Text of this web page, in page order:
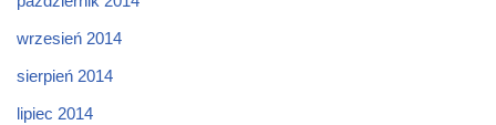
wrzesień 2014
sierpień 2014
lipiec 2014